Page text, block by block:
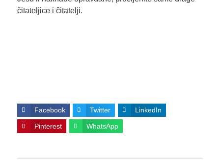
čitateljice i čitatelji.
Facebook Twitter LinkedIn
Pinterest WhatsApp